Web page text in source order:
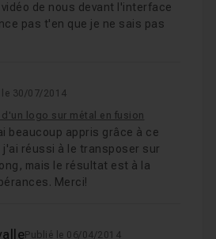
de nous devant l'interface
pas t'en que je ne sais pas
le 30/07/2014
d'un logo sur métal en fusion
beaucoup appris grâce à ce
réussi à le transposer sur
mais le résultat est à la
Merci!
Publié le 06/04/2014